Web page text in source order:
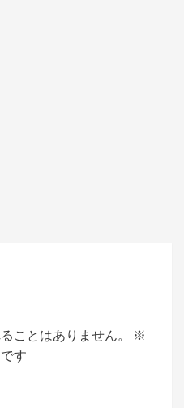
ことはありません。
※
す